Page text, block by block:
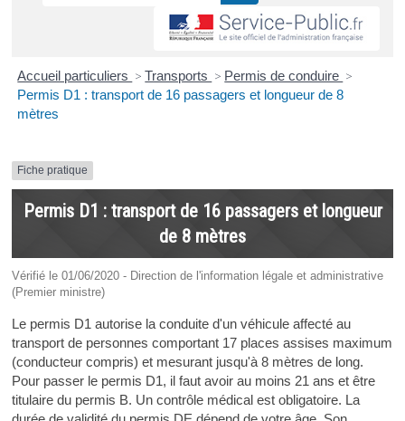
Accueil particuliers > Transports > Permis de conduire >
Permis D1 : transport de 16 passagers et longueur de 8
mètres
Fiche pratique
Permis D1 : transport de 16 passagers et longueur
de 8 mètres
Vérifié le 01/06/2020 - Direction de l'information légale et administrative
(Premier ministre)
Le permis D1 autorise la conduite d'un véhicule affecté au
transport de personnes comportant 17 places assises maximum
(conducteur compris) et mesurant jusqu'à 8 mètres de long.
Pour passer le permis D1, il faut avoir au moins 21 ans et être
titulaire du permis B. Un contrôle médical est obligatoire. La